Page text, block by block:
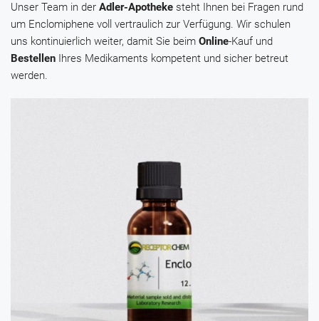
Unser Team in der Adler-Apotheke steht Ihnen bei Fragen rund
um Enclomiphene voll vertraulich zur Verfügung. Wir schulen
uns kontinuierlich weiter, damit Sie beim Online-Kauf und
Bestellen Ihres Medikaments kompetent und sicher betreut
werden.